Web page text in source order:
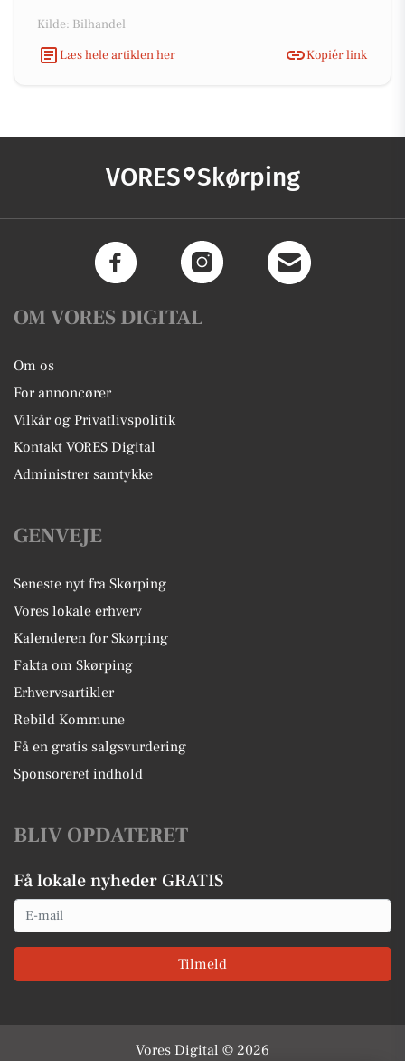
Kilde: Bilhandel
Læs hele artiklen her
Kopiér link
VORES Skørping
OM VORES DIGITAL
Om os
For annoncører
Vilkår og Privatlivspolitik
Kontakt VORES Digital
Administrer samtykke
GENVEJE
Seneste nyt fra Skørping
Vores lokale erhverv
Kalenderen for Skørping
Fakta om Skørping
Erhvervsartikler
Rebild Kommune
Få en gratis salgsvurdering
Sponsoreret indhold
BLIV OPDATERET
Få lokale nyheder GRATIS
Email
Tilmeld
Vores Digital © 2026